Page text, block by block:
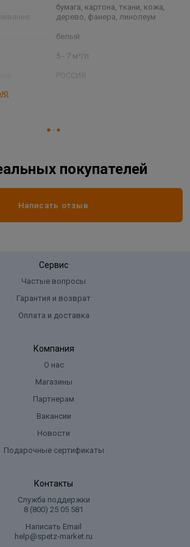
бумага, картона, ткани, кожа,
дерево, фанера, линолеум
белый
5 - 7 м²/л
РОССИЯ
покупателей
Написать отзыв
Сервис
Частые вопросы
Гарантия и возврат
Оплата и доставка
Компания
О нас
Магазины
Партнерам
Вакансии
Новости
Подарочные сертификаты
Контакты
Служба поддержки
8 (800) 25 05 581
Написать Email
help@spetz-market.ru